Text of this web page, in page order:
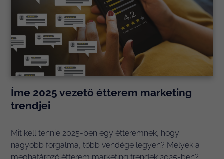
Íme 2025 vezető étterem marketing
trendjei
Mit kell tennie 2025-ben egy étteremnek, hogy
nagyobb forgalma, több vendége legyen? Melyek a
meghatározó étterem marketing trendek 2025-ben?